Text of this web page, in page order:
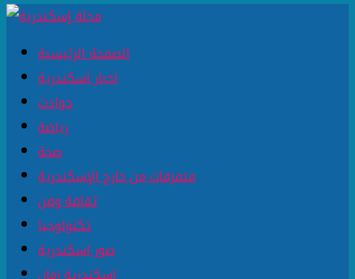
الصفحة الرئيسية
اخبار اسكندرية
حوادث
رياضة
صحة
متفرقات من خارج الإسكندرية
ثقافة وفن
تكنولوجيا
صور اسكندرية